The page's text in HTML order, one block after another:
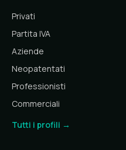
Privati
Partita IVA
Aziende
Neopatentati
Professionisti
Commerciali
Tutti i profili →